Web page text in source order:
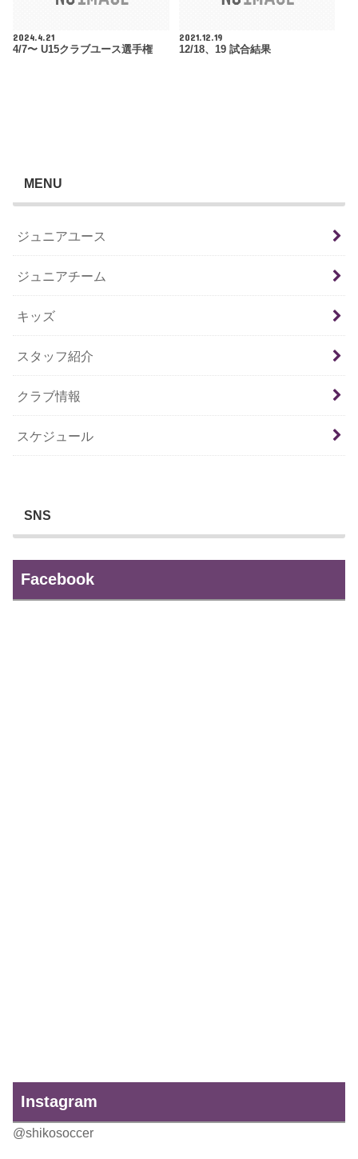
2024.4.21
4/7〜 U15クラブユース選手権
2021.12.19
12/18、19 試合結果
MENU
ジュニアユース
ジュニアチーム
キッズ
スタッフ紹介
クラブ情報
スケジュール
SNS
Facebook
Instagram
@shikosoccer